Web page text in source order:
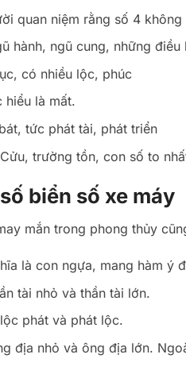
quan niệm rằng số 4
hành, ngũ cung, những điều
có nhiều lộc, phúc
hiểu là mất.
tức phát tài, phát triển
trường tồn, con số to
biển số xe máy
mắn trong phong thủy
là con ngựa, mang hàm ý
tài nhỏ và thần tài lớn.
phát và phát lộc.
địa nhỏ và ông địa lớn.